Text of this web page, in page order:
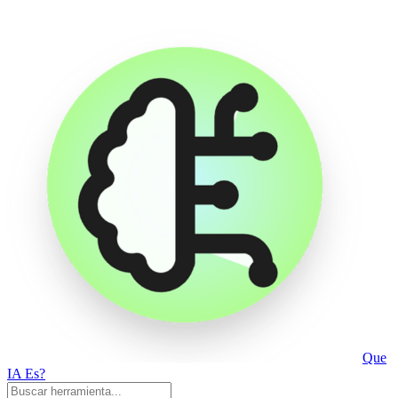
Que
IA Es?